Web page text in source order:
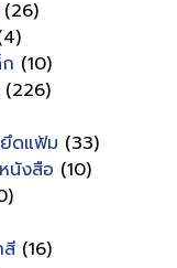
(26)
(10)
(226)
ดแฟ้ม (33)
นังสือ (10)
สี (16)